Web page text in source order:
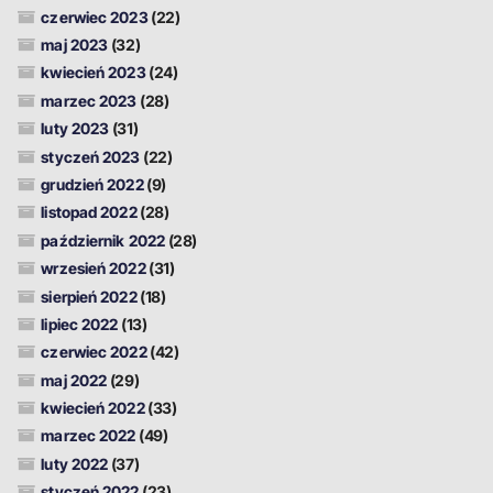
czerwiec 2023(22)
maj 2023 (32)
kwiecień 2023(24)
marzec 2023 (28)
luty 2023 (31)
styczeń 2023 (22)
grudzień 2022(9)
listopad 2022(28)
październik 2022(28)
wrzesień 2022(31)
sierpień 2022(18)
lipiec 2022 (13)
czerwiec 2022(42)
maj 2022 (29)
kwiecień 2022(33)
marzec 2022 (49)
luty 2022 (37)